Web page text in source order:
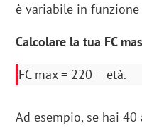
è variabile in funzione
Calcolare la tua FC
FC max = 220 – età.
Ad esempio, se hai